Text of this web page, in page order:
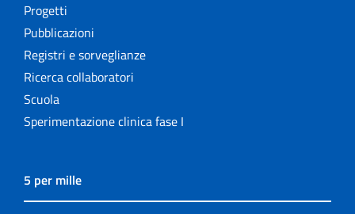
Progetti
Pubblicazioni
Registri e sorveglianze
Ricerca collaboratori
Scuola
Sperimentazione clinica fase I
5 per mille